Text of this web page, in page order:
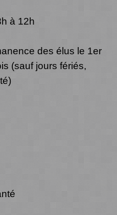
à 12h
des élus le 1er
(sauf jours fériés,